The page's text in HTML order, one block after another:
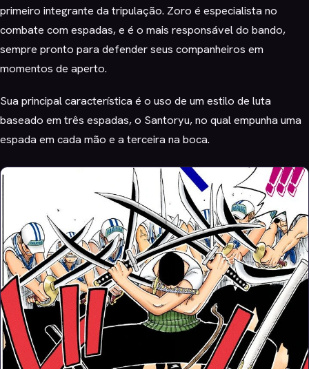
primeiro integrante da tripulação. Zoro é especialista no
combate com espadas, e é o mais responsável do bando,
sempre pronto para defender seus companheiros em
momentos de aperto.
Sua principal característica é o uso de um estilo de luta
baseado em três espadas, o Santoryu, no qual empunha uma
espada em cada mão e a terceira na boca.